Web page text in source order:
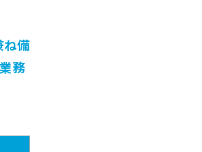
ね備
務